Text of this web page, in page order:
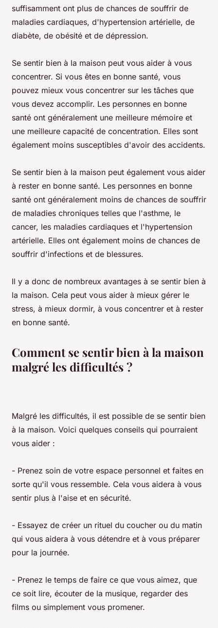
suffisamment ont plus de chances de souffrir de
maladies cardiaques, d'hypertension artérielle, de
diabète, de obésité et de dépression.
Se sentir bien à la maison peut vous aider à vous
concentrer. Si vous êtes en bonne santé, vous
pouvez mieux vous concentrer sur les tâches que
vous devez accomplir. Les personnes en bonne
santé ont généralement une meilleure mémoire et
une meilleure capacité de concentration. Elles sont
également moins susceptibles d'avoir des accidents.
Se sentir bien à la maison peut également vous aider
à rester en bonne santé. Les personnes en bonne
santé ont généralement moins de chances de souffrir
de maladies chroniques telles que l'asthme, le
cancer, les maladies cardiaques et l'hypertension
artérielle. Elles ont également moins de chances de
souffrir d'infections et de blessures.
Il y a donc de nombreux avantages à se sentir bien à
la maison. Cela peut vous aider à mieux gérer le
stress, à mieux dormir, à vous concentrer et à rester
en bonne santé.
Comment se sentir bien à la maison
malgré les difficultés ?
Malgré les difficultés, il est possible de se sentir bien
à la maison. Voici quelques conseils qui pourraient
vous aider :
- Prenez soin de votre espace personnel et faites en
sorte qu'il vous ressemble. Cela vous aidera à vous
sentir plus à l'aise et en sécurité.
- Essayez de créer un rituel du coucher ou du matin
qui vous aidera à vous détendre et à vous préparer
pour la journée.
- Prenez le temps de faire ce que vous aimez, que
ce soit lire, écouter de la musique, regarder des
films ou simplement vous promener.